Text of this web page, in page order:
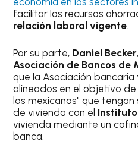
facilitar los recursos
relación laboral vigente.
Por su parte, Daniel Becker
Asociación de Bancos de
que la Asociación bancaria
alineados en el objetivo
los mexicanos" que
de vivienda con el
vivienda mediante un
banca.